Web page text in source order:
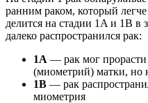
ранним раком, который
делится на стадии 1A и 1B в
далеко распространился рак:
1A — рак мог
(миометрий) матки, но
1B — рак
миометрия